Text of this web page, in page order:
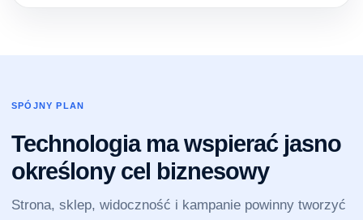
SPÓJNY PLAN
Technologia ma wspierać jasno
określony cel biznesowy
Strona, sklep, widoczność i kampanie powinny tworzyć